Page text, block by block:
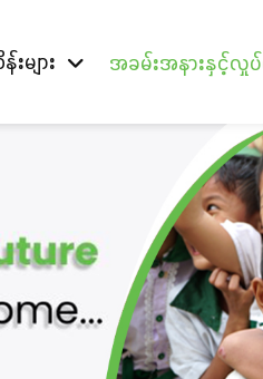
များ အခမ်းအနားနှင့်လှုပ်ရှ